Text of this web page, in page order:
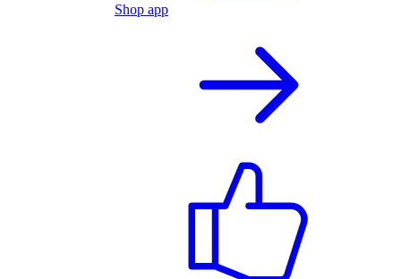
Shop app